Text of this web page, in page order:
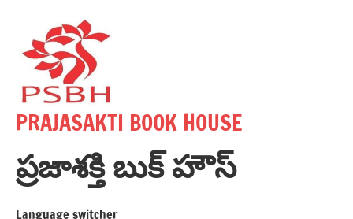
content
PRAJASAKTI BOOK HOUSE
ప్రజాశక్తి బుక్ హౌస్
Language switcher